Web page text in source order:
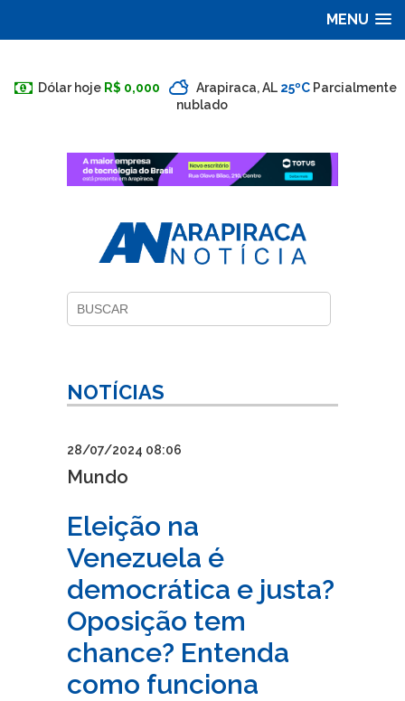
MENU
Dólar hoje R$ 0,000 Arapiraca, AL 25ºC Parcialmente
nublado
NOTÍCIAS
28/07/2024 08:06
Mundo
Eleição na
Venezuela é
democrática e justa?
Oposição tem
chance? Entenda
como funciona